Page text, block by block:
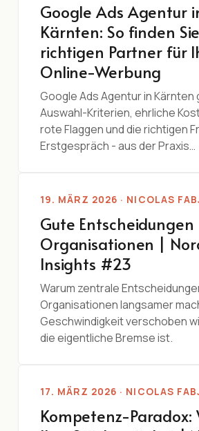
Google Ads Agentur
Kärnten: So finden
richtigen Partner für
Online-Werbung
Google Ads Agentur in Kärnten
Auswahl-Kriterien, ehrliche
rote Flaggen und die richtigen
Erstgespräch - aus der Praxis…
19. MÄRZ 2026 · NICOLAS
Gute
Organisationen |
Insights #23
Warum zentrale
Organisationen langsamer
Geschwindigkeit verschoben
die eigentliche Bremse ist.
17. MÄRZ 2026 · NICOLAS
Kompetenz-Paradox: